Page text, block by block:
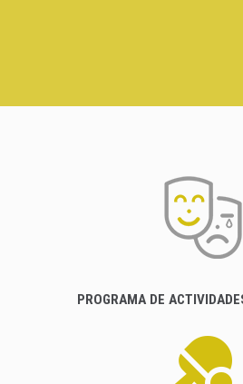
PROGRAMA DE